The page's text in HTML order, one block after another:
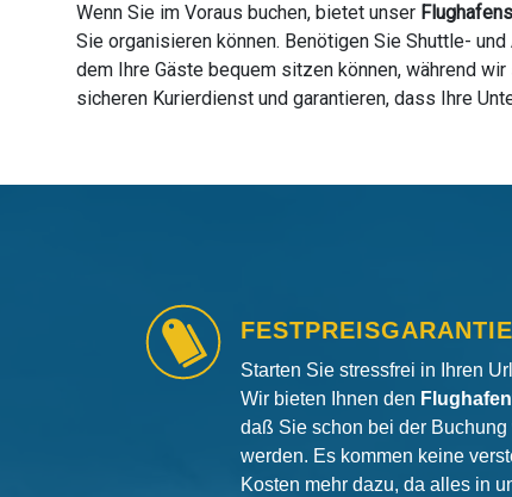
Wenn Sie im Voraus buchen, bietet unser
Sie organisieren können. Benötigen Sie Shuttle-
dem Ihre Gäste bequem sitzen können, während
sicheren Kurierdienst und garantieren, dass Ihre
FESTPREISGARANTIE
Starten Sie stressfrei in Ihren
Wir bieten Ihnen den
daß Sie schon bei der
werden. Es kommen keine
Kosten mehr dazu, da alles in